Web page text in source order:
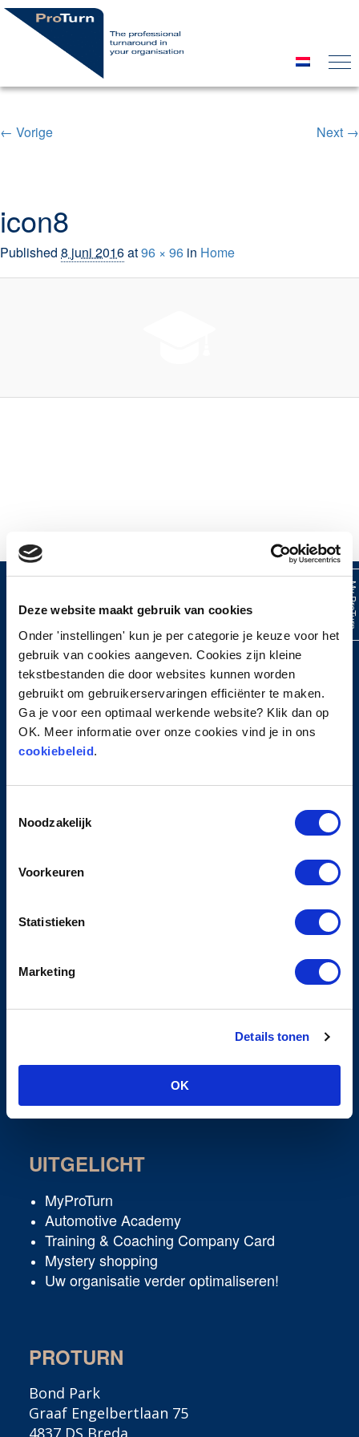
Deze website maakt gebruik van cookies
Onder 'instellingen' kun je per categorie je keuze voor het
gebruik van cookies aangeven. Cookies zijn kleine
tekstbestanden die door websites kunnen worden
gebruikt om gebruikerservaringen efficiënter te maken.
Ga je voor een optimaal werkende website? Klik dan op
OK. Meer informatie over onze cookies vind je in ons
cookiebeleid.
Noodzakelijk
Voorkeuren
Statistieken
Marketing
Details tonen
OK
Image navigation
← Vorige Next →
icon8
Published 8 juni 2016at96 × 96 in Home
HOOFDMENU
Home
Over ProTurn
Werkwijze
Contact
Privacyverklaring
Cookiebeleid
Klachten- en geschillenreglement
Corporate Academies
Auditeren
Interim Professionals
UITGELICHT
MyProTurn
Automotive Academy
Training & Coaching Company Card
Mystery shopping
Uw organisatie verder optimaliseren!
PROTURN
Bond Park
Graaf Engelbertlaan 75
4837 DS Breda
My ProTurn